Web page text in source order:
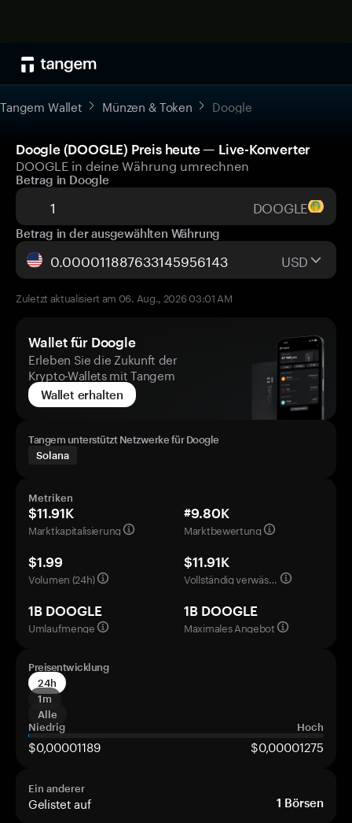
Tangem Wallet Münzen & Token Doogle
Doogle (DOOGLE) Preis heute — Live-Konverter
DOOGLE in deine Währung umrechnen
Betrag in Doogle
DOOGLE
Betrag in der ausgewählten Währung
USD
Zuletzt aktualisiert am 06. Aug., 2026 03:01 AM
Wallet für Doogle
Erleben Sie die Zukunft der
Krypto-Wallets mit Tangem
Wallet erhalten
Tangem unterstützt Netzwerke für Doogle
Solana
Metriken
$11.91K
Marktkapitalisierung
#9.80K
Marktbewertung
$1.99
Volumen (24h)
$11.91K
Vollständig verwässerte Bewertung
1B DOOGLE
Umlaufmenge
1B DOOGLE
Maximales Angebot
Preisentwicklung
24h
1m
Alle
Niedrig
Hoch
$0,00001189 $0,00001275
Ein anderer
Gelistet auf 1 Börsen